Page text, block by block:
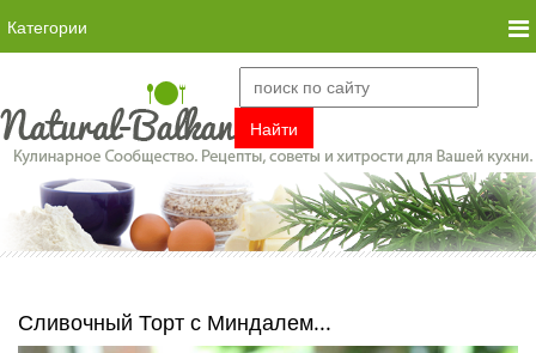
Категории
Сливочный Торт с Миндалем...